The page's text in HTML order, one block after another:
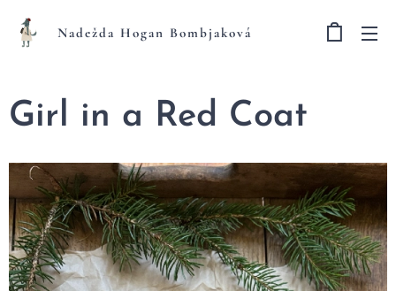
Nadežda Hogan Bombjaková
Girl in a Red Coat